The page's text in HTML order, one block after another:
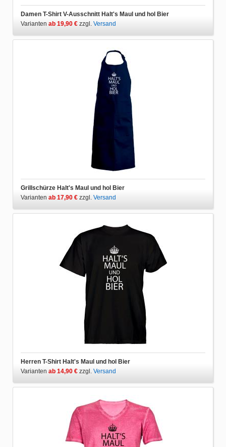
Damen T-Shirt V-Ausschnitt Halt's Maul und hol Bier
Varianten ab 19,90 € zzgl. Versand
Grillschürze Halt's Maul und hol Bier
Varianten ab 17,90 € zzgl. Versand
Herren T-Shirt Halt's Maul und hol Bier
Varianten ab 14,90 € zzgl. Versand